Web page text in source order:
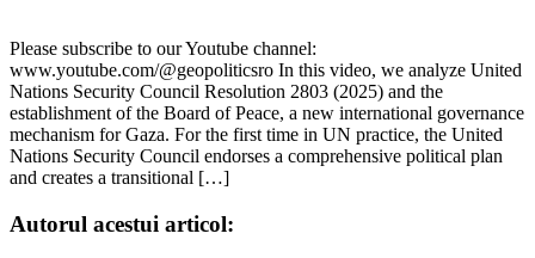
Please subscribe to our Youtube channel:
www.youtube.com/@geopoliticsro In this video, we analyze United
Nations Security Council Resolution 2803 (2025) and the
establishment of the Board of Peace, a new international governance
mechanism for Gaza. For the first time in UN practice, the United
Nations Security Council endorses a comprehensive political plan
and creates a transitional […]
Autorul acestui articol: